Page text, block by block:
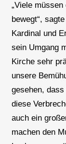
„Viele
bewegt“,
Kardinal und
sein Umgang
Kirche sehr
unsere
gesehen,
diese
auch ein
machen den